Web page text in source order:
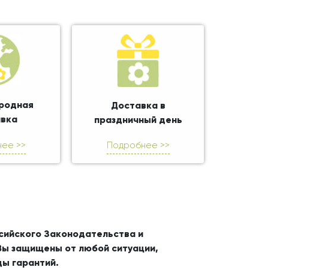
>>
Доставка в
праздничный день
Подробнее >>
Законодательства и
защищены от любой ситуации,
гарантий.